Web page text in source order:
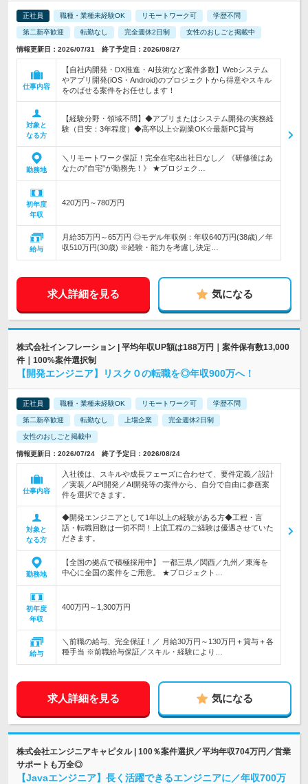
正社員 職種・業種未経験OK リモートワーク可 学歴不問
第二新卒歓迎 転勤なし 完全週休2日制 女性のおしごと掲載中
情報更新日：2026/07/31 終了予定日：2026/08/27
仕事内容
【自社内開発・DX推進・AI技術など案件多数】Webシステム
やアプリ開発(iOS・Android)のプロジェクトから得意やスキル
をのばせる案件をお任せします！
対象と
なる方
【経験分野・領域不問】◆アプリまたはシステム開発の実務経
験（目安：3年程度）◆高卒以上☆副業OK☆最新PC貸与
勤務地
＼リモートワーク保証！完全在宅&出社日なし／ 《研修後はあ
なたの"自宅"が勤務先！》 ★プロジェク…
初年度
年収
420万円～780万円
給与
月給35万円～65万円 ◎モデル年収例：年収640万円(38歳)／年
収510万円(30歳) ※経験・能力を考慮し決定…
求人詳細を見る 気になる
株式会社インフレーション | 平均年収UP額は188万円｜案件保有数13,000
件｜100%案件選択制
【開発エンジニア】リスク０の転職を◎年収900万へ！
正社員 職種・業種未経験OK リモートワーク可 学歴不問
第二新卒歓迎 転勤なし 上場企業 完全週休2日制
女性のおしごと掲載中
情報更新日：2026/07/24 終了予定日：2026/08/24
仕事内容
入社後は、スキルや成長フェーズに合わせて、要件定義／設計
／実装／API開発／AI開発等の案件から、自分で自由に参画案
件を選択できます。
対象と
なる方
◆開発エンジニアとして1年以上の経験がある方◆工程・言
語・転職回数は一切不問！上流工程のご経験は優遇させていた
だきます。
勤務地
【全国の拠点で積極採用中】 一都三県／関西／九州／東海を
中心に全国の案件をご用意。 ★プロジェクト…
初年度
年収
400万円～1,300万円
給与
＼前職の給与、完全保証！／ 月給30万円～130万円＋賞与＋各
種手当 ※前職給与保証／スキル・経験により…
求人詳細を見る 気になる
株式会社エンジニアキャピタル | 100％案件選択／平均年収704万円／営業
サポートも万全◎
【Javaエンジニア】長く活躍できるエンジニアに／年収700万